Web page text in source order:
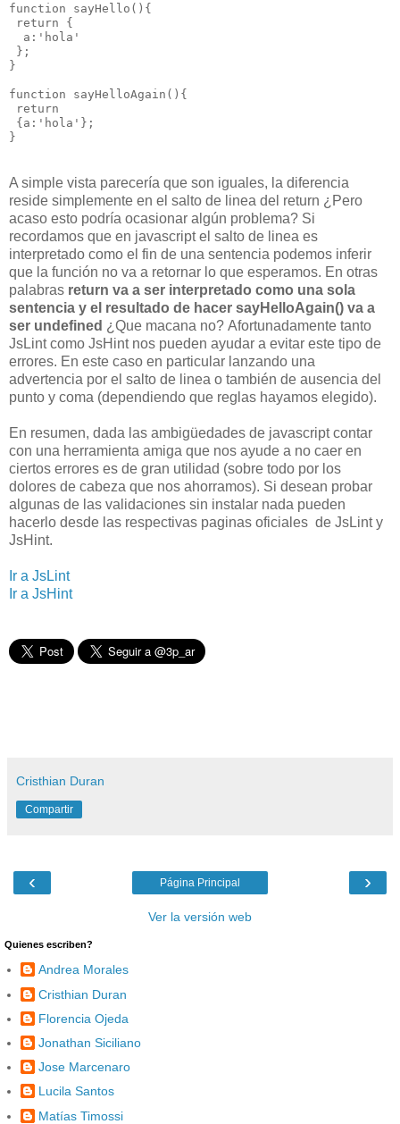
function sayHello(){
return {
  a:'hola'
};
}
function sayHelloAgain(){
return
{a:'hola'};
A simple vista parecería que son iguales, la diferencia
reside simplemente en el salto de linea del return ¿Pero
acaso esto podría ocasionar algún problema? Si
recordamos que en javascript el salto de linea es
interpretado como el fin de una sentencia podemos inferir
que la función no va a retornar lo que esperamos. En otras
palabras return va a ser interpretado como una sola
sentencia y el resultado de hacer sayHelloAgain() va a
ser undefined ¿Que macana no? Afortunadamente tanto
JsLint como JsHint nos pueden ayudar a evitar este tipo de
errores. En este caso en particular lanzando una
advertencia por el salto de linea o también de ausencia del
punto y coma (dependiendo que reglas hayamos elegido).
En resumen, dada las ambigüedades de javascript contar
con una herramienta amiga que nos ayude a no caer en
ciertos errores es de gran utilidad (sobre todo por los
dolores de cabeza que nos ahorramos). Si desean probar
algunas de las validaciones sin instalar nada pueden
hacerlo desde las respectivas paginas oficiales de JsLint y
JsHint.
Ir a JsLint
Ir a JsHint
Cristhian Duran
Compartir
‹ ›
Página Principal
Ver la versión web
Quienes escriben?
Andrea Morales
Cristhian Duran
Florencia Ojeda
Jonathan Siciliano
Jose Marcenaro
Lucila Santos
Matías Timossi